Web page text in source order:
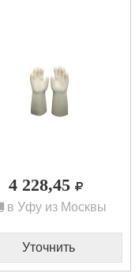
4 228,45
в Уфу из Москвы
Уточнить